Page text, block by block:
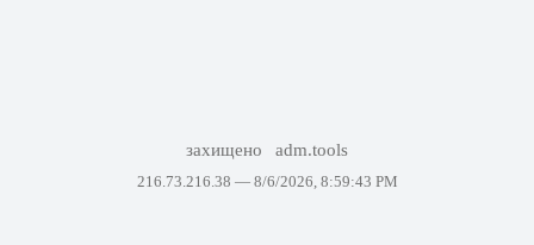
захищено adm.tools
216.73.216.38 — 8/6/2026, 8:59:43 PM